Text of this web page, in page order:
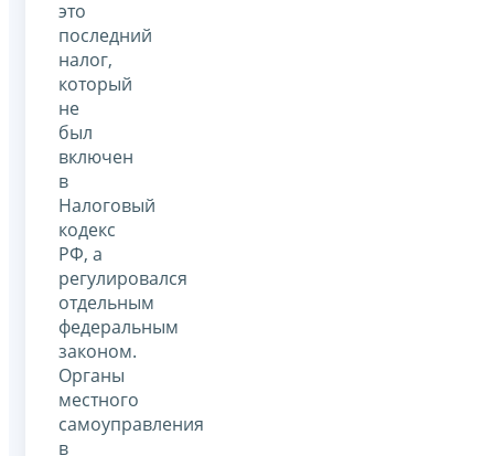
это
последний
налог,
который
не
был
включен
в
Налоговый
кодекс
РФ, а
регулировался
отдельным
федеральным
законом.
Органы
местного
самоуправления
в